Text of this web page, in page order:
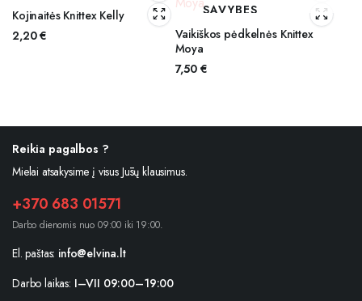
Kojinaitės Knittex Kelly
2,20€
SAVYBES
Vaikiškos pėdkelnės Knittex
Moya
7,50 €
Reikia pagalbos ?
Mielai atsakysime į visus Jūsų klausimus.
+370 683 01571
Darbo dienomis nuo 09:00 iki 19:00.
El. paštas: info@elvina.lt
Darbo laikas: I–VII 09:00–19:00